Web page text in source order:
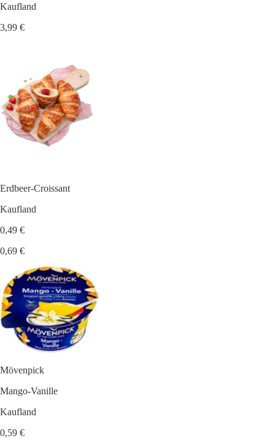
Kaufland
3,99 €
Erdbeer-Croissant
Kaufland
0,49 €
0,69 €
Mövenpick
Mango-Vanille
Kaufland
0,59 €